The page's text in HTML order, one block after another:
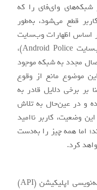
شبکه‌های وای‌فای را که
قطع می‌شود، به‌طور
اساس اظهارات وب‌سایت
توسعه‌دهنده اندروید (به نقل از وب‌سایت Android Police)،
برای اتصال مجدد به شبکه موجود
موضوع مانع از وقوع
برخی دلایل قادر به
و در عین‌حال به تلاش
وضعیت، کاربر ناامید
اما همه‌ چیز را به‌دست
کرد.
همچنین اندروید Q از یک رابط برنامه‌نویسی اپلیکیشن (API)